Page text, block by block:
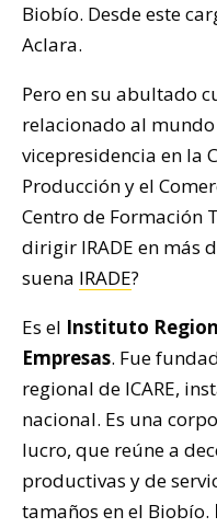
Biobío. Desde este
Aclara.
Pero en su abultado
relacionado al
vicepresidencia en la
Producción y el
Centro de Formación
dirigir IRADE en más
suena IRADE?
Es el Instituto
Empresas. Fue
regional de ICARE,
nacional. Es una
lucro, que reúne a
productivas y de
tamaños en el Biobío.